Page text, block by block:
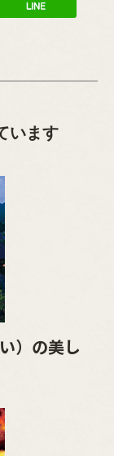
います
）の美し